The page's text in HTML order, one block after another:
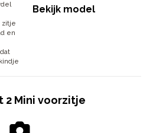
zitje
en
Bekijk model
2 Mini voorzitje